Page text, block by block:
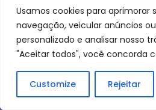
Usamos cookies para aprimorar
navegação, veicular anúncios
personalizado e analisar nosso
"Aceitar todos", você concorda
Customize Rejeitar
Disponível até 01/06/2026 ou
1 vaga – Operadora de Caixa
Escolaridade – ensino médio
Experiência – seis meses na